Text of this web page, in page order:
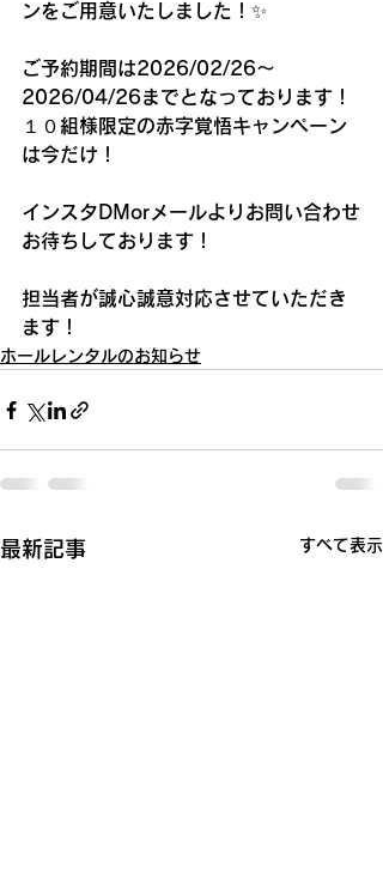
ンをご用意いたしました！✨
ご予約期間は2026/02/26〜
2026/04/26までとなっております！
１０組様限定の赤字覚悟キャンペーン
は今だけ！
インスタDMorメールよりお問い合わせ
お待ちしております！
担当者が誠心誠意対応させていただき
ます！
ホールレンタルのお知らせ
最新記事 すべて表示